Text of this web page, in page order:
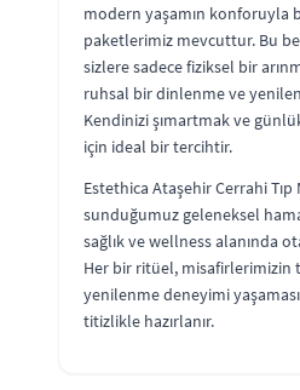
modern yaşamın konforuyla
paketlerimiz mevcuttur. Bu
sizlere sadece fiziksel bir
ruhsal bir dinlenme ve
Kendinizi şımartmak ve
için ideal bir tercihtir.
Estethica Ataşehir Cerrahi
sunduğumuz geleneksel
sağlık ve wellness alanında
Her bir ritüel, misafirlerimizin
yenilenme deneyimi
titizlikle hazırlanır.